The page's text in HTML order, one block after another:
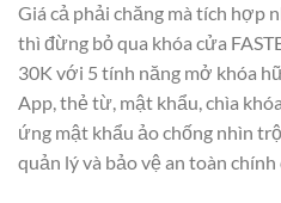
Giá cả phải chăng mà tích hợp
thì đừng bỏ qua khóa cửa
30K với 5 tính năng mở khóa
App, thẻ từ, mật khẩu, chìa
ứng mật khẩu ảo chống nhìn
quản lý và bảo vệ an toàn chính